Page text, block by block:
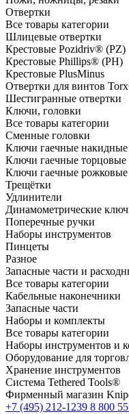
Отвертки
Все товары категории
Шлицевые отвертки
Крестовые Pozidriv® (PZ)
Крестовые Phillips® (PH)
Крестовые PlusMinus
Отвертки для винтов
Шестигранные отвертки
Ключи, головки
Все товары категории
Сменные головки
Ключи гаечные накидные
Ключи гаечные торцовые
Ключи гаечные рожковые
Трещётки
Удлинители
Динамометрические
Поперечные ручки
Наборы инструментов
Пинцеты
Разное
Запасные части и
Все товары категории
Кабельные наконечники
Запасные части
Наборы и комплекты
Все товары категории
Наборы инструментов и
Оборудование для
Хранение инс­тру­мен­тов
Система Tethered Tools®
Фирменный магазин
+7 (495) 212-1239 8 800